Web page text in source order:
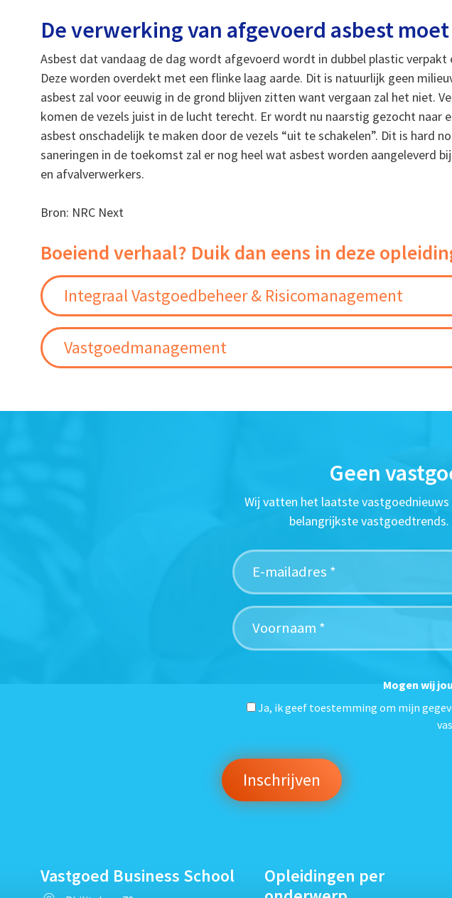
De verwerking van afgevoerd asbest
Asbest dat vandaag de dag wordt afgevoerd wordt in dubbel plastic
Deze worden overdekt met een flinke laag aarde. Dit is natuurlijk geen
asbest zal voor eeuwig in de grond blijven zitten want vergaan zal het niet.
komen de vezels juist in de lucht terecht. Er wordt nu naarstig gezocht naar
asbest onschadelijk te maken door de vezels “uit te schakelen”. Dit is hard
saneringen in de toekomst zal er nog heel wat asbest worden aangeleverd
en afvalverwerkers.
Bron: NRC Next
Boeiend verhaal? Duik dan eens in deze
Integraal Vastgoedbeheer & Risicomanagement
Vastgoedmanagement
Geen
Wij vatten het laatste
belangrijkste
Mogen wij
Ja, ik geef toestemming om mijn
Vastgoed Business School
Opleidingen per